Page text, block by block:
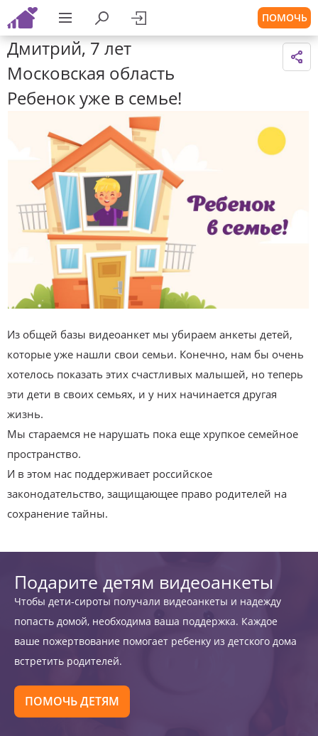
ПОМОЧЬ
Дмитрий, 7 лет
Московская область
Ребенок уже в семье!
Из общей базы видеоанкет мы убираем анкеты детей,
которые уже нашли свои семьи. Конечно, нам бы очень
хотелось показать этих счастливых малышей, но теперь
эти дети в своих семьях, и у них начинается другая
жизнь.
Мы стараемся не нарушать пока еще хрупкое семейное
пространство.
И в этом нас поддерживает российское
законодательство, защищающее право родителей на
сохранение тайны.
Подарите детям видеоанкеты
Чтобы дети-сироты получали видеоанкеты и надежду
попасть домой, необходима ваша поддержка. Каждое
ваше пожертвование помогает ребенку из детского дома
встретить родителей.
ПОМОЧЬ ДЕТЯМ